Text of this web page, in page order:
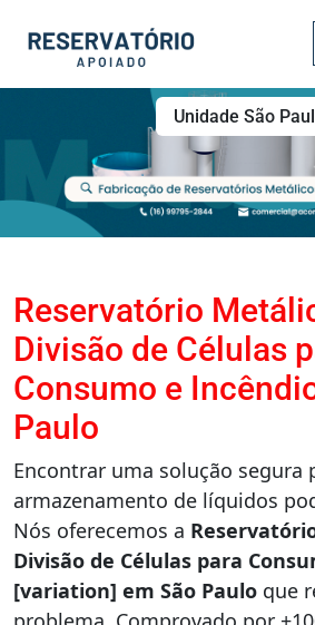
Unidade São
Reservatório
Divisão de Células
Consumo e
Paulo
Encontrar uma solução segura
armazenamento de líquidos
Nós oferecemos a
Divisão de Células para
[variation] em São Paulo que